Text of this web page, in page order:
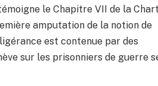
le Chapitre VII de la
amputation de la notion de
est contenue par des
sur les prisonniers de guerre